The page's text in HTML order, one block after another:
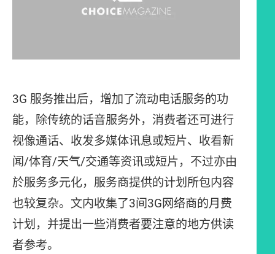
3G 服务推出后，增加了流动电话服务的功
能，除传统的话音服务外，消费者还可进行
视像通话、收发多媒体讯息或短片、收看新
闻/体育/天气/交通等资讯或短片，不过亦由
於服务多元化，服务商提供的计划所包内容
也较复杂。文内收集了3间3G网络商的月费
计划，并提出一些消费者要注意的地方供读
者参考。